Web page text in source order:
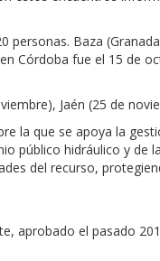
Baza
Córdoba fue el 15 de
Jaén (25 de
la que se apoya la
público hidráulico y de
del recurso,
aprobado el pasado